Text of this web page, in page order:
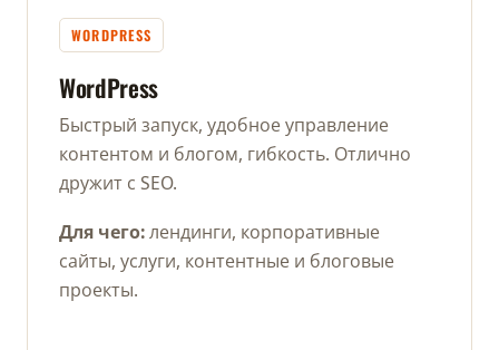
WORDPRESS
WordPress
Быстрый запуск, удобное управление
контентом и блогом, гибкость. Отлично
дружит с SEO.
Для чего:лендинги, корпоративные
сайты, услуги, контентные и блоговые
проекты.